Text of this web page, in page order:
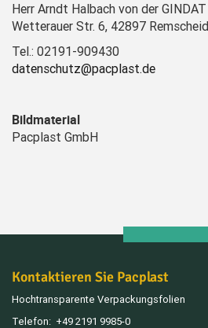
Herr Arndt Halbach von der
Wetterauer Str. 6, 42897 Remscheid
Tel.: 02191-909430
datenschutz@pacplast.de
Bildmaterial
Pacplast GmbH
Kontaktieren Sie Pacplast
Hochtransparente Verpackungsfolien
Telefon: +49 2191 9985-0